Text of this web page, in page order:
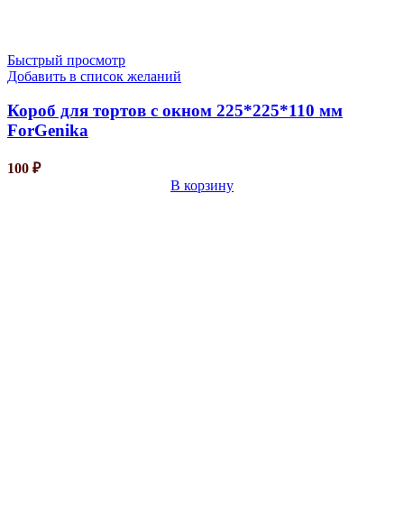
Быстрый просмотр
Добавить в список желаний
Короб для тортов с окном 225*225*110 мм
ForGenika
100 ₽
В корзину